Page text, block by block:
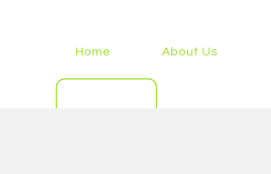
Home About Us